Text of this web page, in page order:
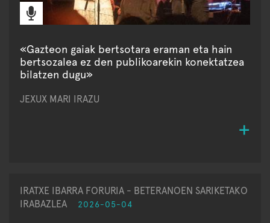
«Gazteon gaiak bertsotara eraman eta hain
bertsozalea ez den publikoarekin konektatzea
bilatzen dugu»
JEXUX MARI IRAZU
IRATXE IBARRA FORURIA - BETERANOEN SARIKETAKO
IRABAZLEA
2026-05-04